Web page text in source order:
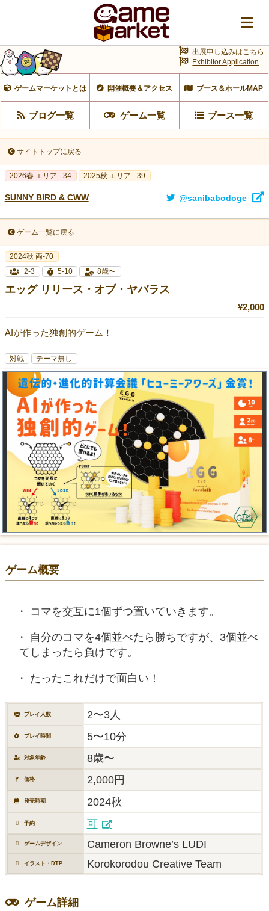
ゲームマーケットとは 開催概要＆アクセス ブース＆ホールMAP
ブログ一覧 ゲーム一覧 ブース一覧
出展申し込みはこちら
Exhibitor Application
サイトトップに戻る
2026春 エリア - 34 2025秋 エリア - 39
SUNNY BIRD & CWW @sanibabodoge
ゲーム一覧に戻る
2024秋 両-70
2-3
5-10 8歳〜
エッグ リリース・オブ・ヤバラス
¥2,000
AIが作った独創的ゲーム！
対戦 テーマ無し
ゲーム概要
コマを交互に1個ずつ置いていきます。
自分のコマを4個並べたら勝ちですが、3個並べ
てしまったら負けです。
たったこれだけで面白い！
プレイ人数 2〜3人
プレイ時間 5〜10分
対象年齢 8歳〜
価格 2,000円
発売時期 2024秋
予約 可
ゲームデザイン Cameron Browne’s LUDI
イラスト・DTP Korokorodou Creative Team
ゲーム詳細